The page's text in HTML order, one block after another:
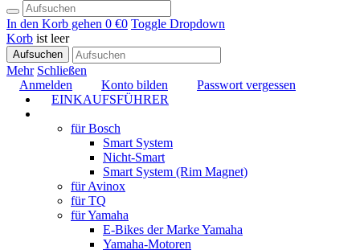
In den Korb gehen 0 €0 Toggle Dropdown
Korb ist leer
Aufsuchen
Mehr Schließen
Anmelden
Konto bilden
Passwort vergessen
EINKAUFSFÜHRER
für Bosch
Smart System
Nicht-Smart
Smart System (Rim Magnet)
für Avinox
für TQ
für Yamaha
E-Bikes der Marke Yamaha
Yamaha-Motoren